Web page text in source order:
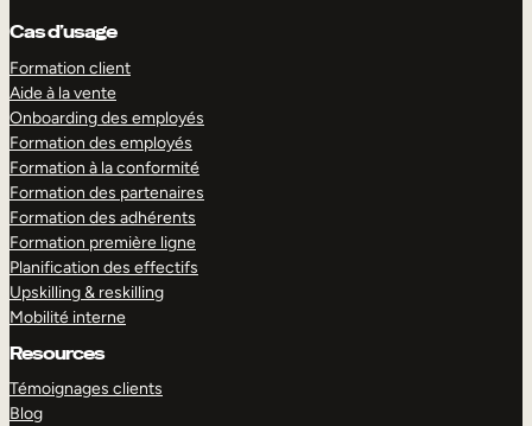
Cas d’usage
Formation client
Aide à la vente
Onboarding des employés
Formation des employés
Formation à la conformité
Formation des partenaires
Formation des adhérents
Formation première ligne
Planification des effectifs
Upskilling & reskilling
Mobilité interne
Resources
Témoignages clients
Blog